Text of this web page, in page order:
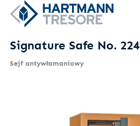
Signature Safe No. 224
Sejf antywłamaniowy